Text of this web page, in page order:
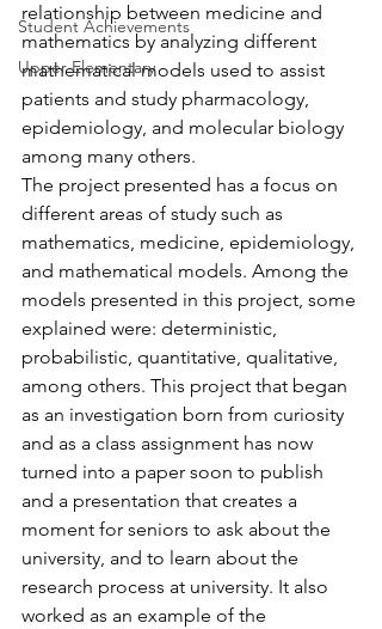
Student Achievements
Upper Elementary
relationship between medicine and
mathematics by analyzing different
mathematical models used to assist
patients and study pharmacology,
epidemiology, and molecular biology
among many others.
The project presented has a focus on
different areas of study such as
mathematics, medicine, epidemiology,
and mathematical models. Among the
models presented in this project, some
explained were: deterministic,
probabilistic, quantitative, qualitative,
among others. This project that began
as an investigation born from curiosity
and as a class assignment has now
turned into a paper soon to publish
and a presentation that creates a
moment for seniors to ask about the
university, and to learn about the
research process at university. It also
worked as an example of the